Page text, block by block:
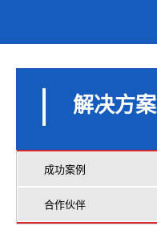
解决方案
成功案例
合作伙伴